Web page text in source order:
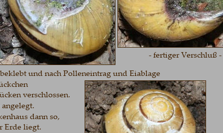
und nach Polleneintrag und Eiablage
verschlossen.
dann so,
liegt.
- fertiger Verschluß -